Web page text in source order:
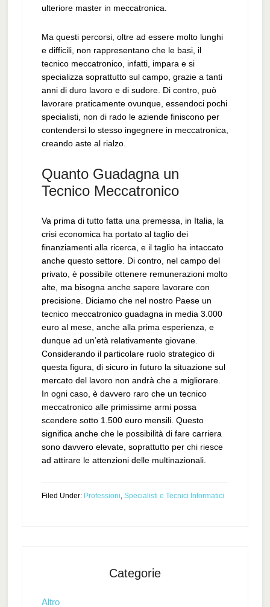
ulteriore master in meccatronica.
Ma questi percorsi, oltre ad essere molto lunghi
e difficili, non rappresentano che le basi, il
tecnico meccatronico, infatti, impara e si
specializza soprattutto sul campo, grazie a tanti
anni di duro lavoro e di sudore. Di contro, può
lavorare praticamente ovunque, essendoci pochi
specialisti, non di rado le aziende finiscono per
contendersi lo stesso ingegnere in meccatronica,
creando aste al rialzo.
Quanto Guadagna un
Tecnico Meccatronico
Va prima di tutto fatta una premessa, in Italia, la
crisi economica ha portato al taglio dei
finanziamenti alla ricerca, e il taglio ha intaccato
anche questo settore. Di contro, nel campo del
privato, è possibile ottenere remunerazioni molto
alte, ma bisogna anche sapere lavorare con
precisione. Diciamo che nel nostro Paese un
tecnico meccatronico guadagna in media 3.000
euro al mese, anche alla prima esperienza, e
dunque ad un’età relativamente giovane.
Considerando il particolare ruolo strategico di
questa figura, di sicuro in futuro la situazione sul
mercato del lavoro non andrà che a migliorare.
In ogni caso, è davvero raro che un tecnico
meccatronico alle primissime armi possa
scendere sotto 1.500 euro mensili. Questo
significa anche che le possibilità di fare carriera
sono davvero elevate, soprattutto per chi riesce
ad attirare le attenzioni delle multinazionali.
Filed Under: Professioni, Specialisti e Tecnici Informatici
Categorie
Altro